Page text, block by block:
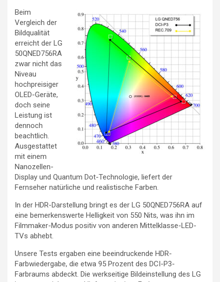
Beim
Vergleich der
Bildqualität
erreicht der LG
50QNED756RA
zwar nicht das
Niveau
hochpreisiger
OLED-Geräte,
doch seine
Leistung ist
dennoch
beachtlich.
Ausgestattet
mit einem
Nanozellen-
Display und Quantum Dot-Technologie, liefert der
Fernseher natürliche und realistische Farben.
In der HDR-Darstellung bringt es der LG 50QNED756RA auf
eine bemerkenswerte Helligkeit von 550 Nits, was ihn im
Filmmaker-Modus positiv von anderen Mittelklasse-LED-
TVs abhebt.
Unsere Tests ergaben eine beeindruckende HDR-
Farbwiedergabe, die etwa 95 Prozent des DCI-P3-
Farbraums abdeckt. Die werkseitige Bildeinstellung des LG